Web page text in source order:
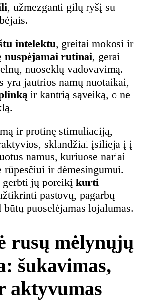
, užmezganti gilų ryšį su
intelektu, greitai mokosi ir
nuspėjamai rutinai, gerai
nuoseklų vadovavimą.
yra jautrios namų nuotaikai,
ir kantrią sąveiką, o ne
ir protinę stimuliaciją,
sklandžiai įsilieja į į
namus, kuriuose nariai
rūpesčiui ir dėmesingumui.
gerbti jų poreikį kurti
pastovų, pagarbų
puoselėjamas lojalumas.
rusų mėlynųjų
šukavimas,
aktyvumas